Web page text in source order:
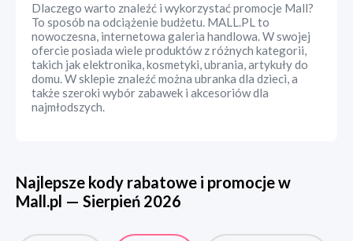
Dlaczego warto znaleźć i wykorzystać promocje Mall?
To sposób na odciążenie budżetu. MALL.PL to
nowoczesna, internetowa galeria handlowa. W swojej
ofercie posiada wiele produktów z różnych kategorii,
takich jak elektronika, kosmetyki, ubrania, artykuły do
domu. W sklepie znaleźć można ubranka dla dzieci, a
także szeroki wybór zabawek i akcesoriów dla
najmłodszych.
Najlepsze kody rabatowe i promocje w
Mall.pl — Sierpień 2026